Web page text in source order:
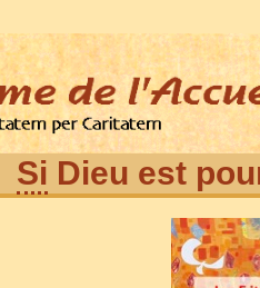
Si Dieu est